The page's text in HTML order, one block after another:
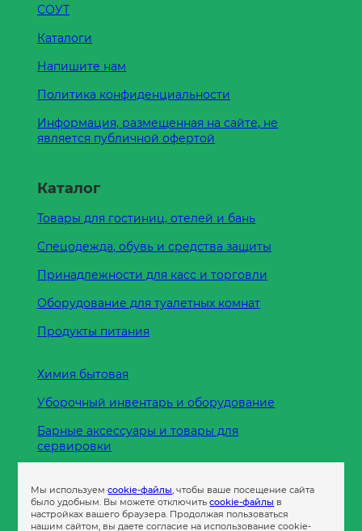
СОУТ
Каталоги
Напишите нам
Политика конфиденциальности
Информация, размещенная на сайте, не
является публичной офертой
Каталог
Товары для гостиниц, отелей и бань
Спецодежда, обувь и средства защиты
Принадлежности для касс и торговли
Оборудование для туалетных комнат
Продукты питания
Химия бытовая
Уборочный инвентарь и оборудование
Барные аксессуары и товары для
сервировки
Пленка
Мы используемcookie-файлы, чтобы ваше посещение сайта
было удобным. Вы можете отключитьcookie-файлы в
настройках вашего браузера. Продолжая пользоваться
нашим сайтом, вы даете согласие на использование cookie-